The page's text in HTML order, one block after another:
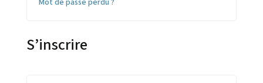
S’inscrire